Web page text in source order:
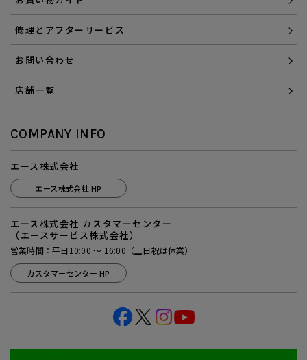
修理とアフターサービス
お問い合わせ
店舗一覧
COMPANY INFO
エース株式会社
エース株式会社 HP
エース株式会社 カスタマーセンター
（エースサービス株式会社）
営業時間：平日10:00 ～ 16:00（土日祝は休業）
カスタマーセンター HP